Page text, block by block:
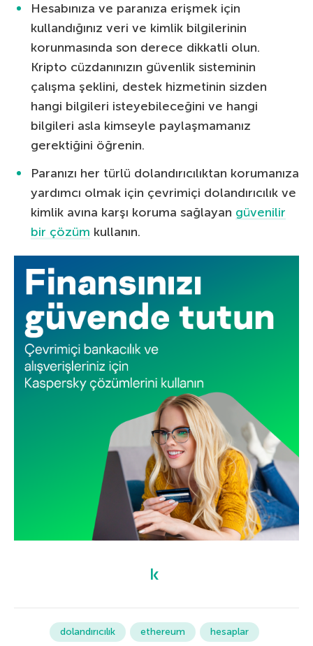
Hesabınıza ve paranıza erişmek için
kullandığınız veri ve kimlik bilgilerinin
korunmasında son derece dikkatli olun.
Kripto cüzdanınızın güvenlik sisteminin
çalışma şeklini, destek hizmetinin sizden
hangi bilgileri isteyebileceğini ve hangi
bilgileri asla kimseyle paylaşmamanız
gerektiğini öğrenin.
Paranızı her türlü dolandırıcılıktan korumanıza
yardımcı olmak için çevrimiçi dolandırıcılık ve
kimlik avına karşı koruma sağlayan güvenilir
bir çözüm kullanın.
dolandırıcılık ethereum hesaplar